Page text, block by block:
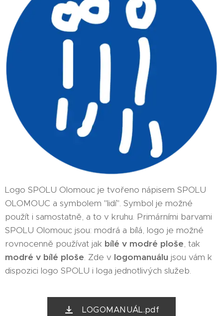
Logo SPOLU Olomouc je tvořeno nápisem SPOLU
OLOMOUC a symbolem "lidí". Symbol je možné
použít i samostatně, a to v kruhu. Primárními barvami
SPOLU Olomouc jsou: modrá a bílá, logo je možné
rovnocenně používat jak bílé v modré ploše, tak
modré v bílé ploše. Zde v logomanuálu jsou vám k
dispozici logo SPOLU i loga jednotlivých služeb.
LOGOMANUÁL.pdf